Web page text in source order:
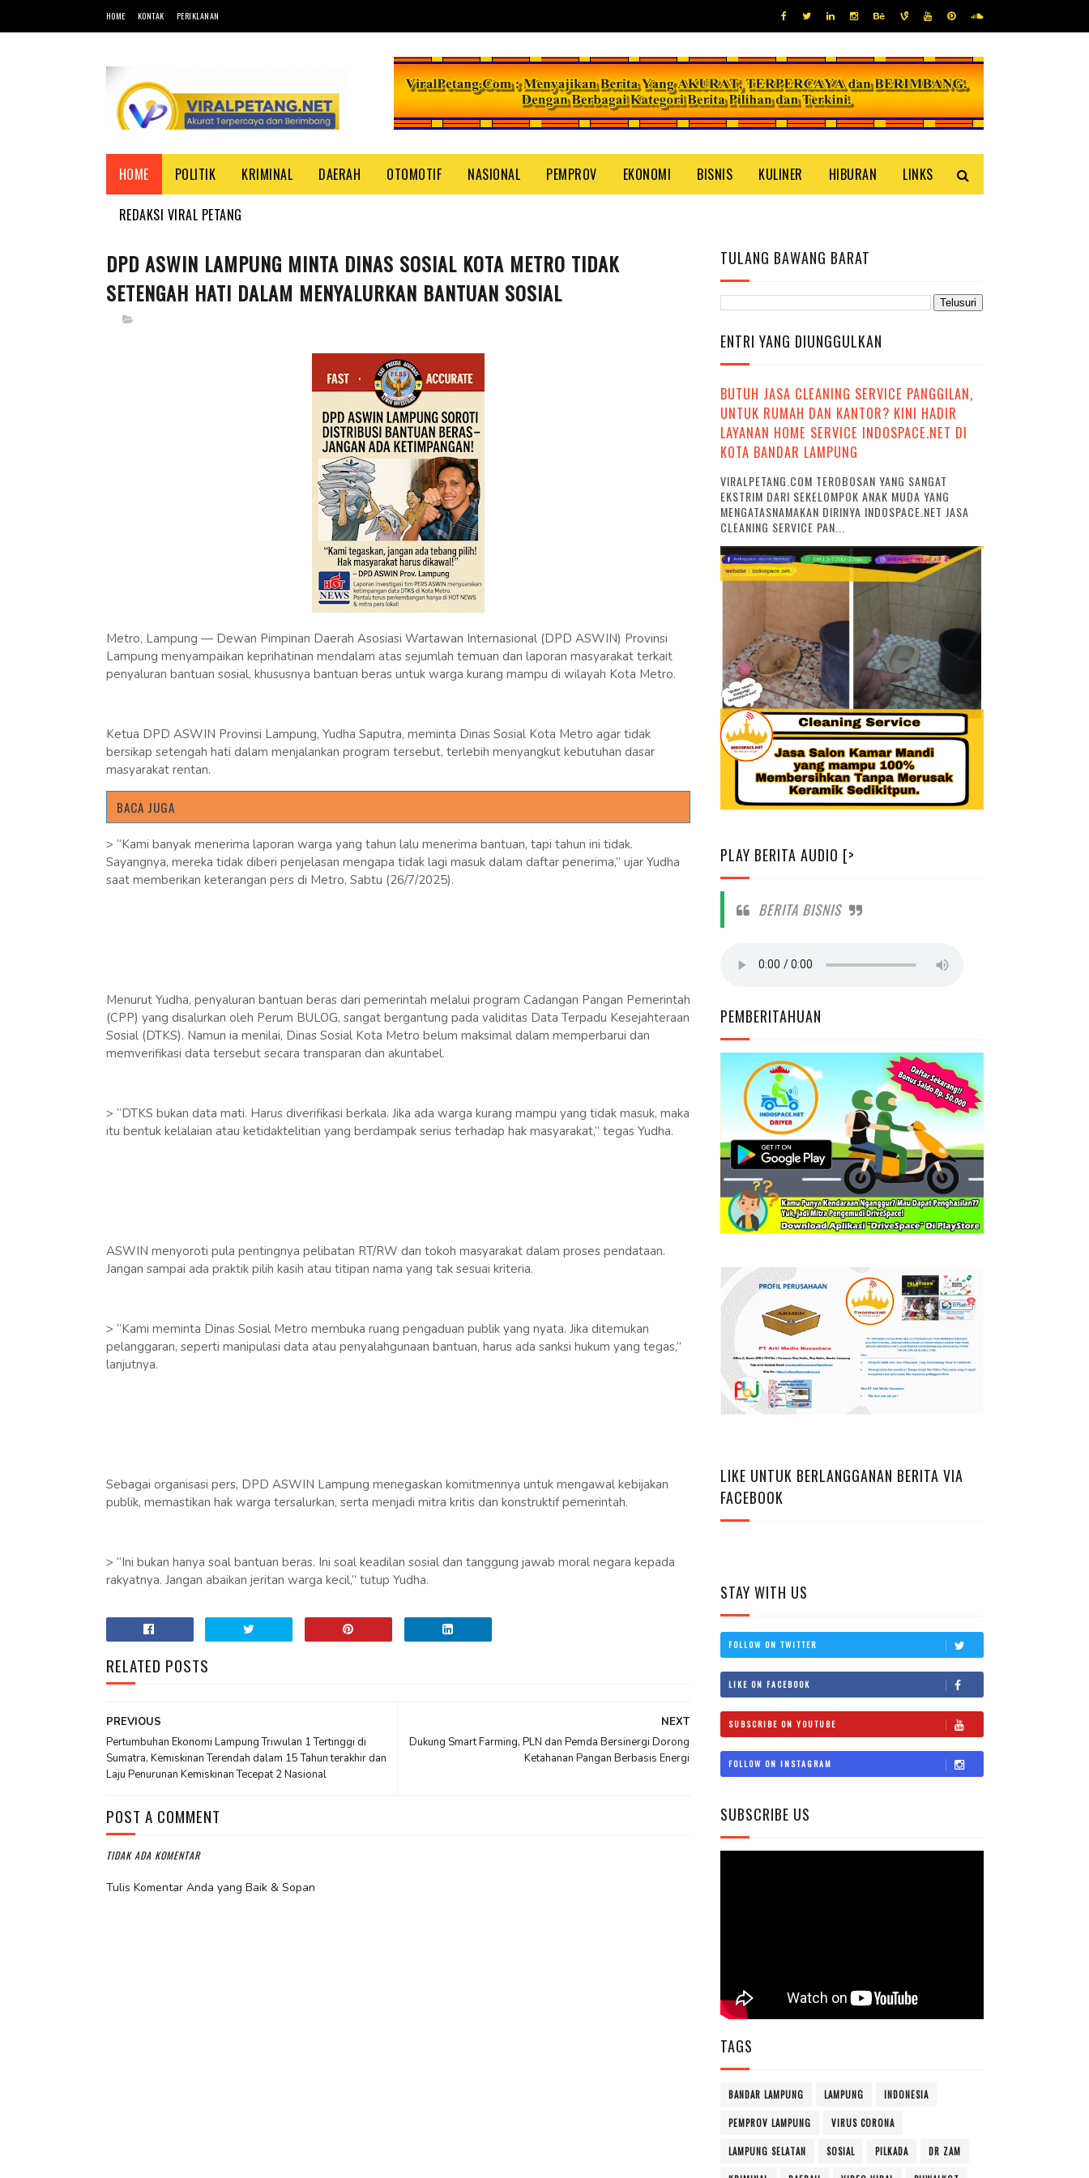
HOME KONTAK PERIKLANAN
HOME POLITIK KRIMINAL DAERAH OTOMOTIF NASIONAL PEMPROV EKONOMI BISNIS KULINER HIBURAN LINKS
REDAKSI VIRAL PETANG
DPD ASWIN LAMPUNG MINTA DINAS SOSIAL KOTA METRO TIDAK
SETENGAH HATI DALAM MENYALURKAN BANTUAN SOSIAL
Metro, Lampung — Dewan Pimpinan Daerah Asosiasi Wartawan Internasional (DPD ASWIN) Provinsi
Lampung menyampaikan keprihatinan mendalam atas sejumlah temuan dan laporan masyarakat terkait
penyaluran bantuan sosial, khususnya bantuan beras untuk warga kurang mampu di wilayah Kota Metro.
Ketua DPD ASWIN Provinsi Lampung, Yudha Saputra, meminta Dinas Sosial Kota Metro agar tidak
bersikap setengah hati dalam menjalankan program tersebut, terlebih menyangkut kebutuhan dasar
masyarakat rentan.
BACA JUGA
> “Kami banyak menerima laporan warga yang tahun lalu menerima bantuan, tapi tahun ini tidak.
Sayangnya, mereka tidak diberi penjelasan mengapa tidak lagi masuk dalam daftar penerima,” ujar Yudha
saat memberikan keterangan pers di Metro, Sabtu (26/7/2025).
Menurut Yudha, penyaluran bantuan beras dari pemerintah melalui program Cadangan Pangan Pemerintah
(CPP) yang disalurkan oleh Perum BULOG, sangat bergantung pada validitas Data Terpadu Kesejahteraan
Sosial (DTKS). Namun ia menilai, Dinas Sosial Kota Metro belum maksimal dalam memperbarui dan
memverifikasi data tersebut secara transparan dan akuntabel.
> “DTKS bukan data mati. Harus diverifikasi berkala. Jika ada warga kurang mampu yang tidak masuk, maka
itu bentuk kelalaian atau ketidaktelitian yang berdampak serius terhadap hak masyarakat,” tegas Yudha.
ASWIN menyoroti pula pentingnya pelibatan RT/RW dan tokoh masyarakat dalam proses pendataan.
Jangan sampai ada praktik pilih kasih atau titipan nama yang tak sesuai kriteria.
> “Kami meminta Dinas Sosial Metro membuka ruang pengaduan publik yang nyata. Jika ditemukan
pelanggaran, seperti manipulasi data atau penyalahgunaan bantuan, harus ada sanksi hukum yang tegas,”
lanjutnya.
Sebagai organisasi pers, DPD ASWIN Lampung menegaskan komitmennya untuk mengawal kebijakan
publik, memastikan hak warga tersalurkan, serta menjadi mitra kritis dan konstruktif pemerintah.
> “Ini bukan hanya soal bantuan beras. Ini soal keadilan sosial dan tanggung jawab moral negara kepada
rakyatnya. Jangan abaikan jeritan warga kecil,” tutup Yudha.
RELATED POSTS
NEXT
Dukung Smart Farming, PLN dan Pemda Bersinergi Dorong
Ketahanan Pangan Berbasis Energi
PREVIOUS
Pertumbuhan Ekonomi Lampung Triwulan 1 Tertinggi di
Sumatra, Kemiskinan Terendah dalam 15 Tahun terakhir dan
Laju Penurunan Kemiskinan Tecepat 2 Nasional
POST A COMMENT
TIDAK ADA KOMENTAR
Tulis Komentar Anda yang Baik & Sopan
TULANG BAWANG BARAT
ENTRI YANG DIUNGGULKAN
BUTUH JASA CLEANING SERVICE PANGGILAN,
UNTUK RUMAH DAN KANTOR? KINI HADIR
LAYANAN HOME SERVICE INDOSPACE.NET DI
KOTA BANDAR LAMPUNG
VIRALPETANG.COM TEROBOSAN YANG SANGAT
EKSTRIM DARI SEKELOMPOK ANAK MUDA YANG
MENGATASNAMAKAN DIRINYA INDOSPACE.NET JASA
CLEANING SERVICE PAN...
PLAY BERITA AUDIO [>
BERITA BISNIS
PEMBERITAHUAN
LIKE UNTUK BERLANGGANAN BERITA VIA
FACEBOOK
STAY WITH US
FOLLOW ON TWITTER
LIKE ON FACEBOOK
SUBSCRIBE ON YOUTUBE
FOLLOW ON INSTAGRAM
SUBSCRIBE US
TAGS
BANDAR LAMPUNG LAMPUNG INDONESIA
PEMPROV LAMPUNG VIRUS CORONA
LAMPUNG SELATAN SOSIAL PILKADA DR ZAM